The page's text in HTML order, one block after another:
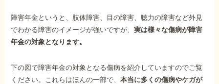
障害年金というと、肢体障害、目の障害、聴力の障害など外見
でわかる障害のイメージが強いですが、実は様々な傷病が障害
年金の対象となります。
下の図で障害年金の対象となる傷病を紹介していますのでご覧
ください。これらはほんの一部で、本当に多くの傷病やケガが